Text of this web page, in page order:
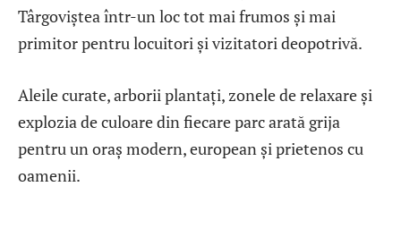
Târgoviștea într-un loc tot mai frumos și mai
primitor pentru locuitori și vizitatori deopotrivă.
Aleile curate, arborii plantați, zonele de relaxare și
explozia de culoare din fiecare parc arată grija
pentru un oraș modern, european și prietenos cu
oamenii.